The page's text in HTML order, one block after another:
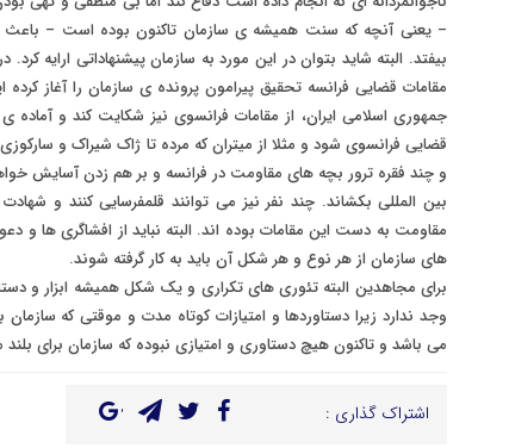
– یعنی آنچه که سنت همیشه ی سازمان تاکنون بوده است –
بیفتد. البته شاید بتوان در این مورد به سازمان پیشنهاداتی ارایه
مقامات قضایی فرانسه تحقیق پیرامون پرونده ی سازمان را آغاز
جمهوری اسلامی ایران، از مقامات فرانسوی نیز شکایت کند و آماده
قضایی فرانسوی شود و مثلا از میتران که مرده تا ژاک شیراک و
بین المللی بکشاند. چند نفر نیز می توانند قلمفرسایی کنند و
مقاومت به دست این مقامات بوده اند. البته نباید از افشاگری ها و
های سازمان از هر نوع و هر شکل آن باید به کار گرفته شوند.
برای مجاهدین البته تئوری های تکراری و یک شکل همیشه ابزار و
وجد ندارد زیرا دستاوردها و امتیازات کوتاه مدت و موقتی که
می باشد و تاکنون هیچ دستاوری و امتیازی نبوده که سازمان برای بلند
اشتراک گذاری :